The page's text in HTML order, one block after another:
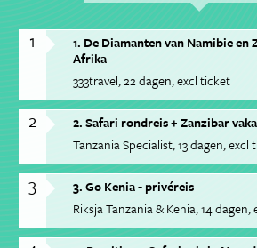
1
1. De Diamanten van Namibie en
Afrika
333travel 22 dagen excl ticket
2
2. Safari rondreis + Zanzibar
Tanzania Specialist 13 dagen excl
3
3. Go Kenia - privéreis
Riksja Tanzania & Kenia 14 dagen